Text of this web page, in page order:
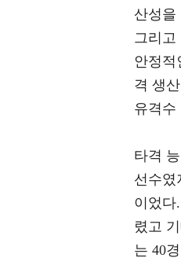
산성을
그리고
안정적
격 생
유격수
타격
선수였
이었다
렸고
는 40